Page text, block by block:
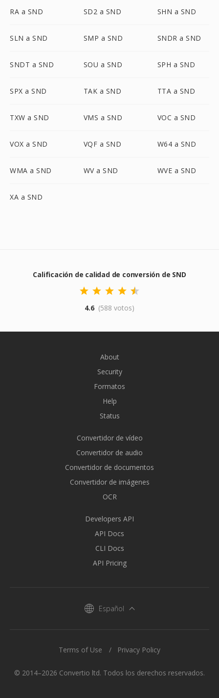
RA a SND SD2 a SND SHN a SND
SLN a SND SMP a SND SNDR a SND
SNDT a SND SOU a SND SPH a SND
SPX a SND TAK a SND TTA a SND
TXW a SND VMS a SND VOC a SND
VOX a SND VQF a SND W64 a SND
WMA a SND WV a SND WVE a SND
XA a SND
Calificación de calidad de conversión de SND
4.6 (588 votos)
About
Security
Formatos
Help
Status
Convertidor de vídeo
Convertidor de audio
Convertidor de documentos
Convertidor de imágenes
OCR
Developers API
API Docs
CLI Docs
API Pricing
Español
© 2014–2026 Convertio ltd. Todos los derechos reservados.
Terms of Use Privacy Policy